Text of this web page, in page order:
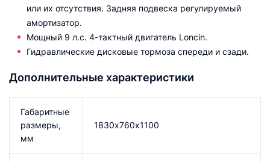
или их отсутствия. Задняя подвеска регулируемый
амортизатор.
Мощный 9 л.с. 4-тактный двигатель Loncin.
Гидравлические дисковые тормоза спереди и сзади.
Дополнительные характеристики
Габаритные
размеры,
мм
1830х760х1100